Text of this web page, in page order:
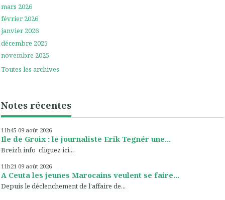
mars 2026
février 2026
janvier 2026
décembre 2025
novembre 2025
Toutes les archives
Notes récentes
11h45 09 août 2026
Ile de Groix : le journaliste Erik Tegnér une...
Breizh info cliquez ici...
11h21 09 août 2026
A Ceuta les jeunes Marocains veulent se faire...
Depuis le déclenchement de l’affaire de...